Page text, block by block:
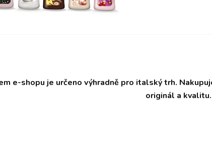
e-shopu je určeno výhradně pro italský trh.
originál a kvalitu.